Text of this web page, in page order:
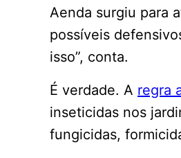
Aenda surgiu para
possíveis
isso”, conta.
É verdade. A regra
inseticidas nos
fungicidas,